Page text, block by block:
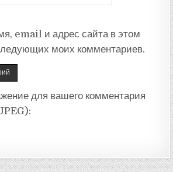
email и адрес сайта в этом
моих комментариев.
для вашего комментария